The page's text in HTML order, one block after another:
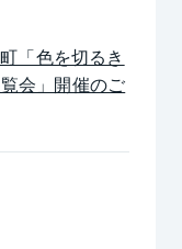
「色を切るき
会」開催のご